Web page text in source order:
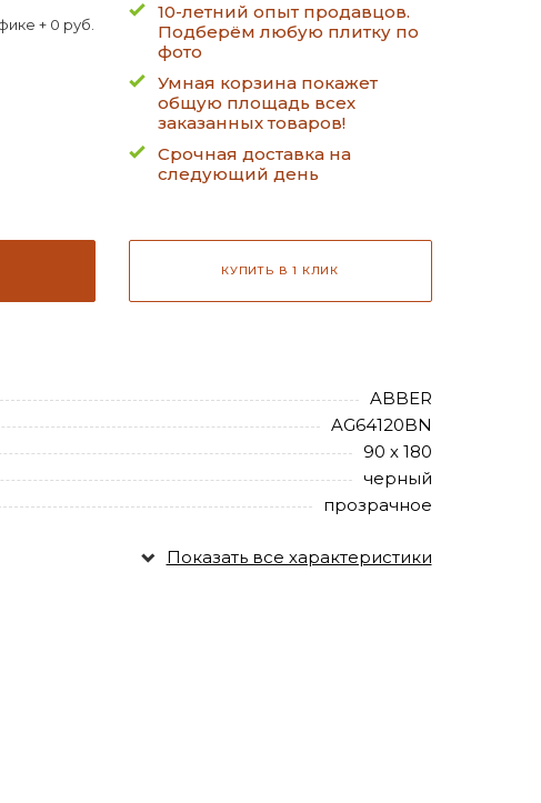
+ 0 руб.
10-летний опыт продавцов.
Подберём любую плитку по
фото
Умная корзина покажет
общую площадь всех
заказанных товаров!
Срочная доставка на
следующий день
КУПИТЬ В 1 КЛИК
ABBER
AG64120BN
90 х 180
черный
прозрачное
Показать все характеристики